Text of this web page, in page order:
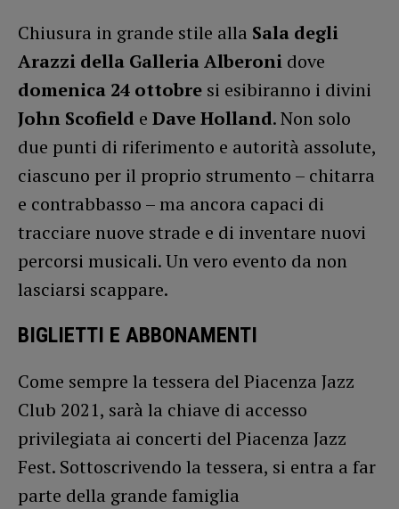
Chiusura in grande stile alla Sala degli
Arazzi della Galleria Alberoni dove
domenica 24 ottobre si esibiranno i divini
John Scofield e Dave Holland. Non solo
due punti di riferimento e autorità assolute,
ciascuno per il proprio strumento – chitarra
e contrabbasso – ma ancora capaci di
tracciare nuove strade e di inventare nuovi
percorsi musicali. Un vero evento da non
lasciarsi scappare.
BIGLIETTI E ABBONAMENTI
Come sempre la tessera del Piacenza Jazz
Club 2021, sarà la chiave di accesso
privilegiata ai concerti del Piacenza Jazz
Fest. Sottoscrivendo la tessera, si entra a far
parte della grande famiglia